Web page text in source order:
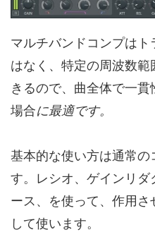
マルチバンドコンプは
はなく、特定の周波数
きるので、曲全体で一
場合に最適です。
基本的な使い方は通常
す。レシオ、ゲインリダ
ース、を使って、作用
して使います。